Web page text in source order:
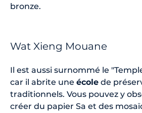
bronze.
Wat Xieng Mouane
Il est aussi surnommé le
car il abrite une école de
traditionnels. Vous pouvez y
créer du papier Sa et des